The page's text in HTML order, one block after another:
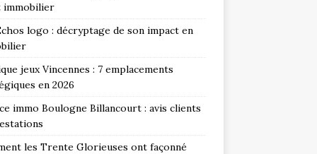
immobilier
logo : décryptage de son impact en
jeux Vincennes : 7 emplacements
en 2026
immo Boulogne Billancourt : avis clients
les Trente Glorieuses ont façonné